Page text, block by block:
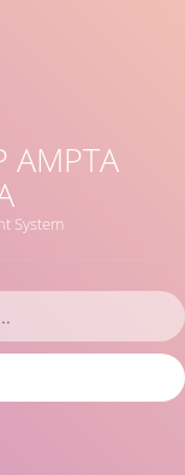
AMPTA
System